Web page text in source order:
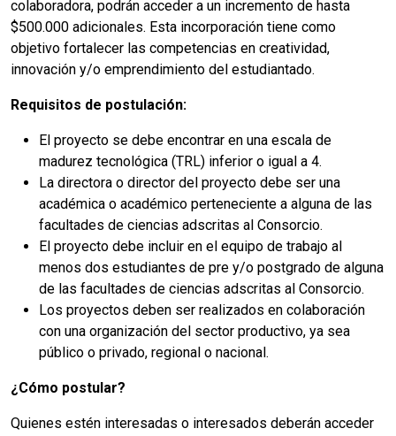
colaboradora, podrán acceder a un incremento de hasta
$500.000 adicionales. Esta incorporación tiene como
objetivo fortalecer las competencias en creatividad,
innovación y/o emprendimiento del estudiantado.
Requisitos de postulación:
El proyecto se debe encontrar en una escala de
madurez tecnológica (TRL) inferior o igual a 4.
La directora o director del proyecto debe ser una
académica o académico perteneciente a alguna de las
facultades de ciencias adscritas al Consorcio.
El proyecto debe incluir en el equipo de trabajo al
menos dos estudiantes de pre y/o postgrado de alguna
de las facultades de ciencias adscritas al Consorcio.
Los proyectos deben ser realizados en colaboración
con una organización del sector productivo, ya sea
público o privado, regional o nacional.
¿Cómo postular?
Quienes estén interesadas o interesados deberán acceder